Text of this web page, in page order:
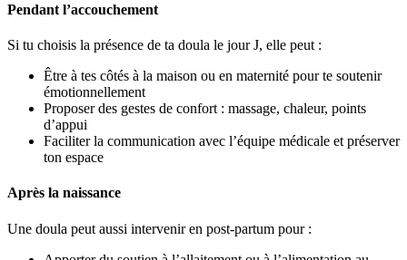
Pendant l’accouchement
Si tu choisis la présence de ta doula le jour J, elle peut :
Être à tes côtés à la maison ou en maternité pour te soutenir
émotionnellement
Proposer des gestes de confort : massage, chaleur, points
d’appui
Faciliter la communication avec l’équipe médicale et préserver
ton espace
Après la naissance
Une doula peut aussi intervenir en post-partum pour :